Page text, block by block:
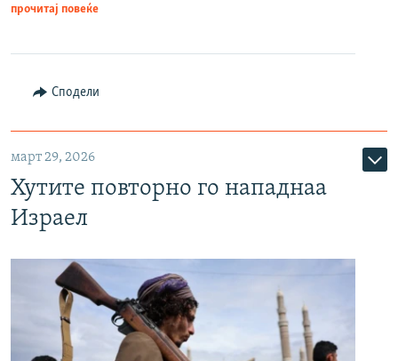
прочитај повеќе
Сподели
март 29, 2026
Хутите повторно го нападнаа
Израел